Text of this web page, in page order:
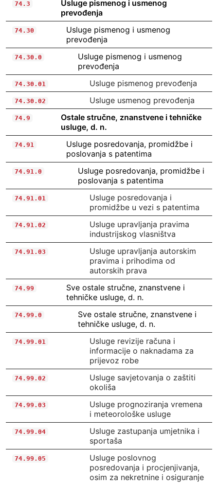
74.3
Usluge pismenog i usmenog
prevođenja
74.30
Usluge pismenog i usmenog
prevođenja
74.30.0
Usluge pismenog i usmenog
prevođenja
74.30.01 Usluge pismenog prevođenja
74.30.02 Usluge usmenog prevođenja
74.9
Ostale stručne, znanstvene i tehničke
usluge, d. n.
74.91
Usluge posredovanja, promidžbe i
poslovanja s patentima
74.91.0
Usluge posredovanja, promidžbe i
poslovanja s patentima
74.91.01
Usluge posredovanja i
promidžbe u vezi s patentima
74.91.02
Usluge upravljanja pravima
industrijskog vlasništva
74.91.03
Usluge upravljanja autorskim
pravima i prihodima od
autorskih prava
74.99
Sve ostale stručne, znanstvene i
tehničke usluge, d. n.
74.99.0
Sve ostale stručne, znanstvene i
tehničke usluge, d. n.
74.99.01
Usluge revizije računa i
informacije o naknadama za
prijevoz robe
74.99.02
Usluge savjetovanja o zaštiti
okoliša
74.99.03
Usluge prognoziranja vremena
i meteorološke usluge
74.99.04
Usluge zastupanja umjetnika i
sportaša
74.99.05
Usluge poslovnog
posredovanja i procjenjivanja,
osim za nekretnine i osiguranje